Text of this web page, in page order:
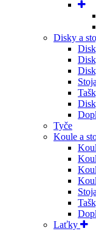
Disky a
Tyče
Koule a
Laťky